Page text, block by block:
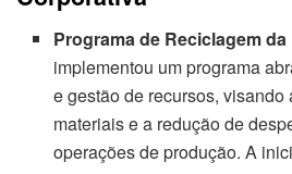
Programa de Reciclagem da
implementou um programa
e gestão de recursos,
materiais e a redução de
operações de produção. A